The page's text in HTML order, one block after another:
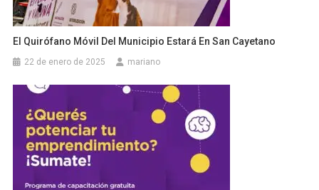
El Quirófano Móvil Del Municipio Estará En San Cayetano
22 de enero de 2025 mariano